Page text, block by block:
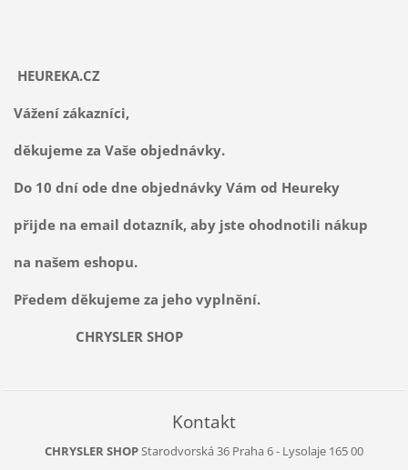
HEUREKA.CZ
Vážení zákazníci,
děkujeme za Vaše objednávky.
Do 10 dní ode dne objednávky Vám od Heureky
přijde na email dotazník, aby jste ohodnotili nákup
na našem eshopu.
Předem děkujeme za jeho vyplnění.
CHRYSLER SHOP
Kontakt
CHRYSLER SHOPStarodvorská 36 Praha 6 - Lysolaje 165 00